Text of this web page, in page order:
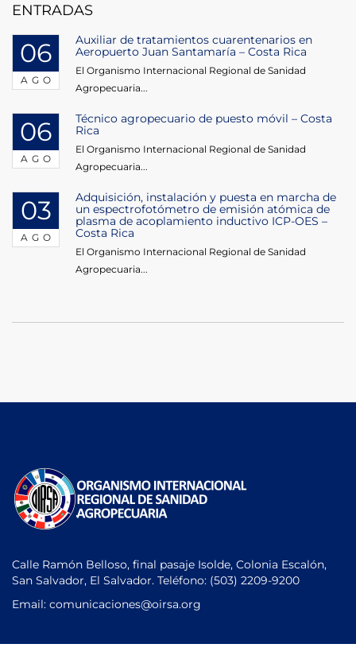
ENTRADAS
06
AGO
Auxiliar de tratamientos cuarentenarios en
Aeropuerto Juan Santamaría – Costa Rica
El Organismo Internacional Regional de Sanidad
Agropecuaria...
06
AGO
Técnico agropecuario de puesto móvil – Costa
Rica
El Organismo Internacional Regional de Sanidad
Agropecuaria...
03
AGO
Adquisición, instalación y puesta en marcha de
un espectrofotómetro de emisión atómica de
plasma de acoplamiento inductivo ICP-OES –
Costa Rica
El Organismo Internacional Regional de Sanidad
Agropecuaria...
Calle Ramón Belloso, final pasaje Isolde, Colonia Escalón,
San Salvador, El Salvador. Teléfono: (503) 2209-9200
Email: comunicaciones@oirsa.org